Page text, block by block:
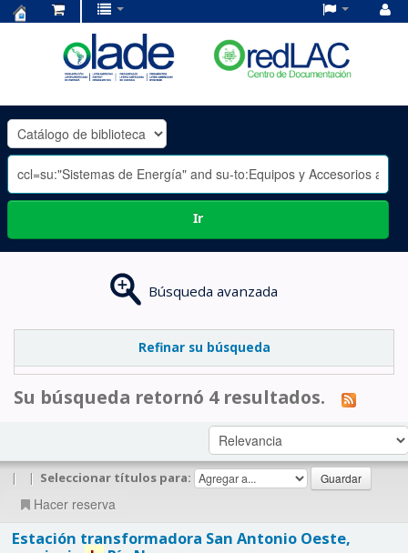
OLADE
-
Ir
Búsqueda avanzada
Refinar su búsqueda
Su búsqueda retornó 4 resultados.
| | Seleccionar títulos para:
Hacer reserva
Estación transformadora San Antonio Oeste,